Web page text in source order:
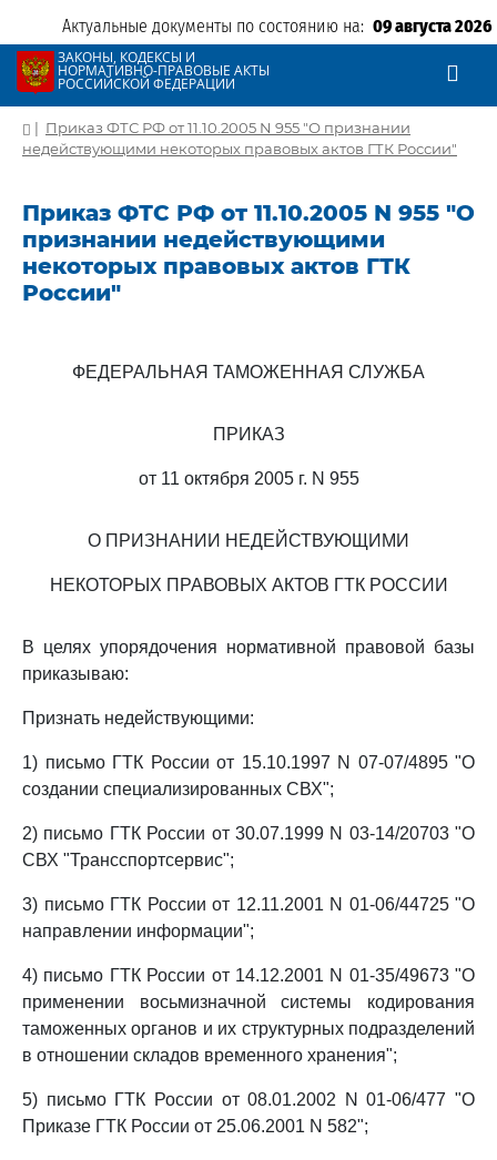
Актуальные документы по состоянию на: 09 августа 2026
ЗАКОНЫ, КОДЕКСЫ И
НОРМАТИВНО-ПРАВОВЫЕ АКТЫ
РОССИЙСКОЙ ФЕДЕРАЦИИ
| Приказ ФТС РФ от 11.10.2005 N 955 "О признании
недействующими некоторых правовых актов ГТК России"
Приказ ФТС РФ от 11.10.2005 N 955 "О
признании недействующими
некоторых правовых актов ГТК
России"
ФЕДЕРАЛЬНАЯ ТАМОЖЕННАЯ СЛУЖБА
ПРИКАЗ
от 11 октября 2005 г. N 955
О ПРИЗНАНИИ НЕДЕЙСТВУЮЩИМИ
НЕКОТОРЫХ ПРАВОВЫХ АКТОВ ГТК РОССИИ
В целях упорядочения нормативной правовой базы
приказываю:
Признать недействующими:
1) письмо ГТК России от 15.10.1997 N 07-07/4895 "О
создании специализированных СВХ";
2) письмо ГТК России от 30.07.1999 N 03-14/20703 "О
СВХ "Трансспортсервис";
3) письмо ГТК России от 12.11.2001 N 01-06/44725 "О
направлении информации";
4) письмо ГТК России от 14.12.2001 N 01-35/49673 "О
применении восьмизначной системы кодирования
таможенных органов и их структурных подразделений
в отношении складов временного хранения";
5) письмо ГТК России от 08.01.2002 N 01-06/477 "О
Приказе ГТК России от 25.06.2001 N 582";